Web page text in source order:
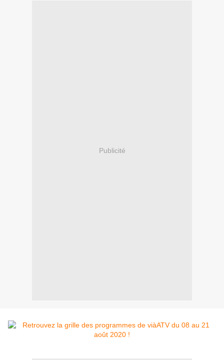
Publicité